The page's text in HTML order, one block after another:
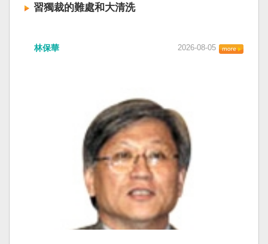
受IPAC的聲明，台灣會給予堅定的支持，共同捍
更透過跨國鎮壓手段，對世界各國人民進行政治
紅色恐怖正在世界各地蔓延，今年論壇主題聚焦
討論全球的民主韌性、灰帶侵擾的因應聯防，以
及非紅供應鏈的重塑，更加反映出台灣在國際社
會中的角色定位，以及期許台灣能承擔的國際責
任。 賴清德表示，當今台灣的民主成就受到國際
的肯定，面對中國「民促法」的威脅，台灣不會
接受統戰滲透和紅色恐怖、不會坐視中國將壓迫
黑手伸進台灣，或任何自由國家與地區。 賴清德
強調，台灣會以行動積極響應，落實「集體防
禦、責任分擔」，並將持續提升國防力量、強化
習獨裁的難處和大清洗
中全會。本來以為在七月上海的AI全球大會以
「適應不同群體消費需求擴大優質供給」。顯然
七月中國官方的經濟數字，製造業採購經理人指
數PMI，由六月的五十．三％大幅滑落至四十九．
二％，不僅低於預估的五十．一％，更一舉跌破
五十％榮枯線，加上非製造業和綜合PMI產出指數
三大核心指標同步跌穿榮枯線，習近平的梭哈
（孤注一擲）失敗，在會議文件上不得不兩處承
認「困難」。 一處是「有效應對各種外部衝擊和
內部困難」，後面提及「要高度重視經濟運行中
的困難挑戰」。其後各段落所說的例如公平競
林保華 2026-08-05